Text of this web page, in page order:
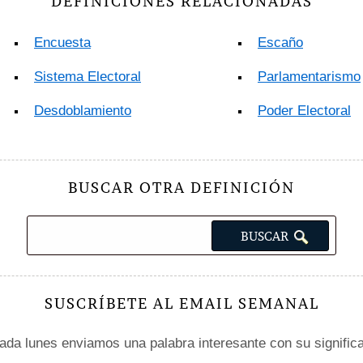
Encuesta
Sistema Electoral
Desdoblamiento
Escaño
Parlamentarismo
Poder Electoral
BUSCAR OTRA DEFINICIÓN
SUSCRÍBETE AL EMAIL SEMANAL
lunes enviamos una palabra interesante con su